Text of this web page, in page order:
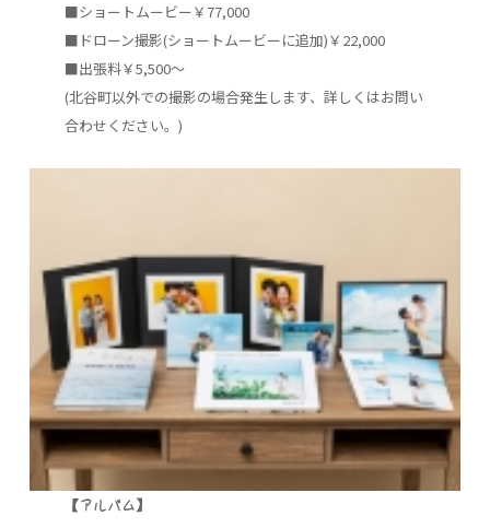
■ショートムービー￥77,000
■ドローン撮影(ショートムービーに追加)￥22,000
■出張料￥5,500～
(北谷町以外での撮影の場合発生します、詳しくはお問い
合わせください。)
【アルバム】